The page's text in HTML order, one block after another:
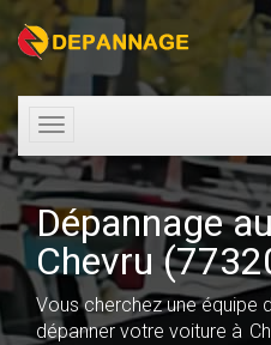
Toggle
navigation
Dépannage
Chevru
Vous cherchez une équipe
dépanner votre voiture à